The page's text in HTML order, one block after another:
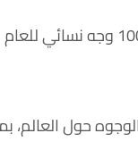
صاحبة أجمل وجه نسائي في العالم..والمنافسه فلبينية ! أعلنت الجهة المنظمة لمسابقة أجمل وجه في العالم عن قائمة أجمل 100 وجه نسائي للعام
الوجوه حول العالم،